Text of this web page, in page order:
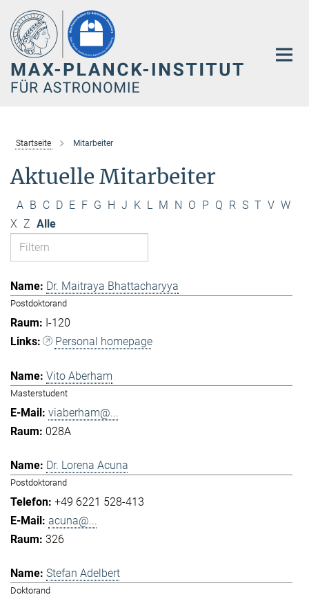
Hauptinhalt
Startseite Mitarbeiter
Aktuelle Mitarbeiter
A B C D E F G H J K L M N O P Q R S T V W
X Z Alle
Dr. Maitraya Bhattacharyya
Postdoktorand
I-120
Personal homepage
Vito Aberham
Masterstudent
viaberham@...
028A
Dr. Lorena Acuna
Postdoktorand
+49 6221 528-413
acuna@...
326
Stefan Adelbert
Doktorand